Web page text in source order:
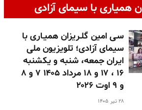
همیاری با سیمای آزادی
سـی امین گلـریزان همیـاری با
سیمای آزادی؛ تلویزیون ملی
ایران جمعه، شنبه و یکشنبه
۱۶ ، ۱۷ و ۱۸ مرداد ۱۴۰۵ ۷ و ۸
و ۹ اوت ۲۰۲۶
۲۸ تیر ۱۴۰۵